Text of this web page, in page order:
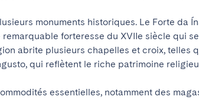
monuments historiques. Le Forte da
forteresse du XVIIe siècle qui
abrite plusieurs chapelles et croix, telles
qui reflètent le riche patrimoine
essentielles, notamment des